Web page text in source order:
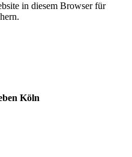
in diesem Browser für
Köln